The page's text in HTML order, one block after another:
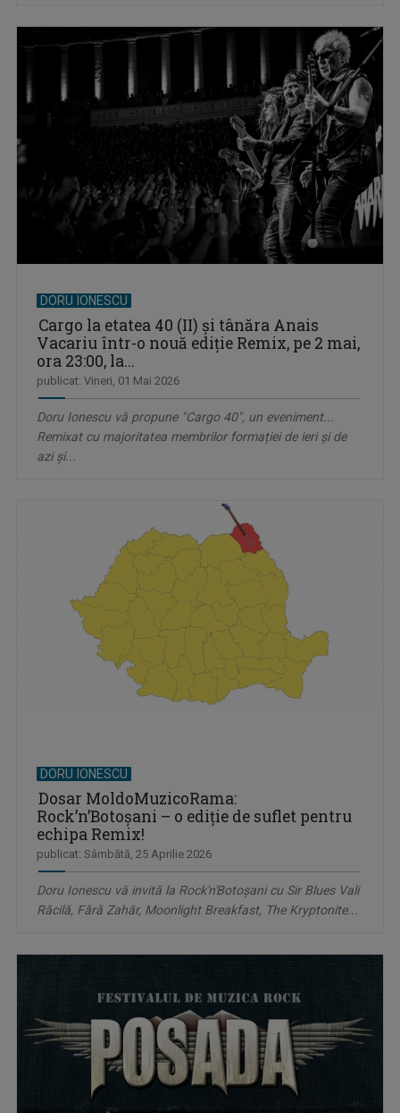
DORU IONESCU
Cargo la etatea 40 (II) și tânăra Anais
Vacariu într-o nouă ediție Remix, pe 2 mai,
ora 23:00, la...
publicat: Vineri, 01 Mai 2026
Doru Ionescu vă propune "Cargo 40", un eveniment...
Remixat cu majoritatea membrilor formației de ieri și de
azi și...
DORU IONESCU
Dosar MoldoMuzicoRama:
Rock’n’Botoșani – o ediție de suflet pentru
echipa Remix!
publicat: Sâmbătă, 25 Aprilie 2026
Doru Ionescu vă invită la Rock'n'Botoșani cu Sir Blues Vali
Răcilă, Fără Zahăr, Moonlight Breakfast, The Kryptonite...